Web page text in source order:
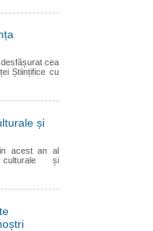
cea
Științifice cu
și
acest an al
și